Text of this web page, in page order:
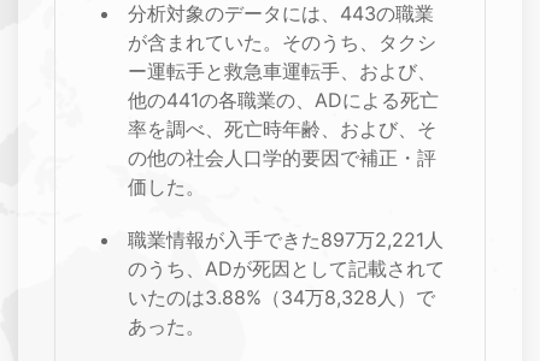
分析対象のデータには、443の職業
が含まれていた。そのうち、タクシ
ー運転手と救急車運転手、および、
他の441の各職業の、ADによる死亡
率を調べ、死亡時年齢、および、そ
の他の社会人口学的要因で補正・評
価した。
職業情報が入手できた897万2,221人
のうち、ADが死因として記載されて
いたのは3.88%（34万8,328人）で
あった。